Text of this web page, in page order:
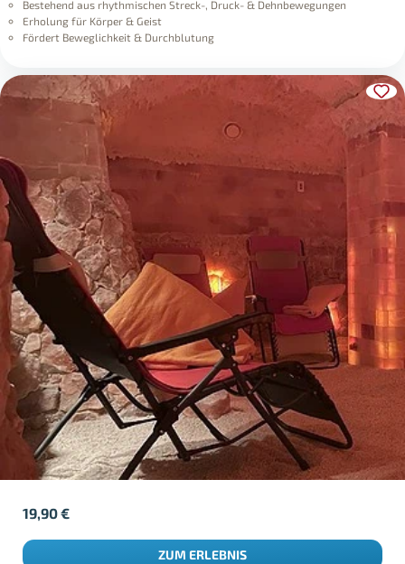
Bestehend aus rhythmischen Streck-, Druck- & Dehnbewegungen
Erholung für Körper & Geist
Fördert Beweglichkeit & Durchblutung
19,90€
ZUM ERLEBNIS